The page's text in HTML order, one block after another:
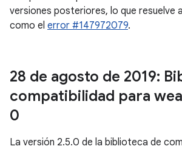
versiones posteriores, lo que resuelve
como el error #147972079.
28 de agosto de 2019:
compatibilidad para
0
La versión 2.5.0 de la biblioteca de